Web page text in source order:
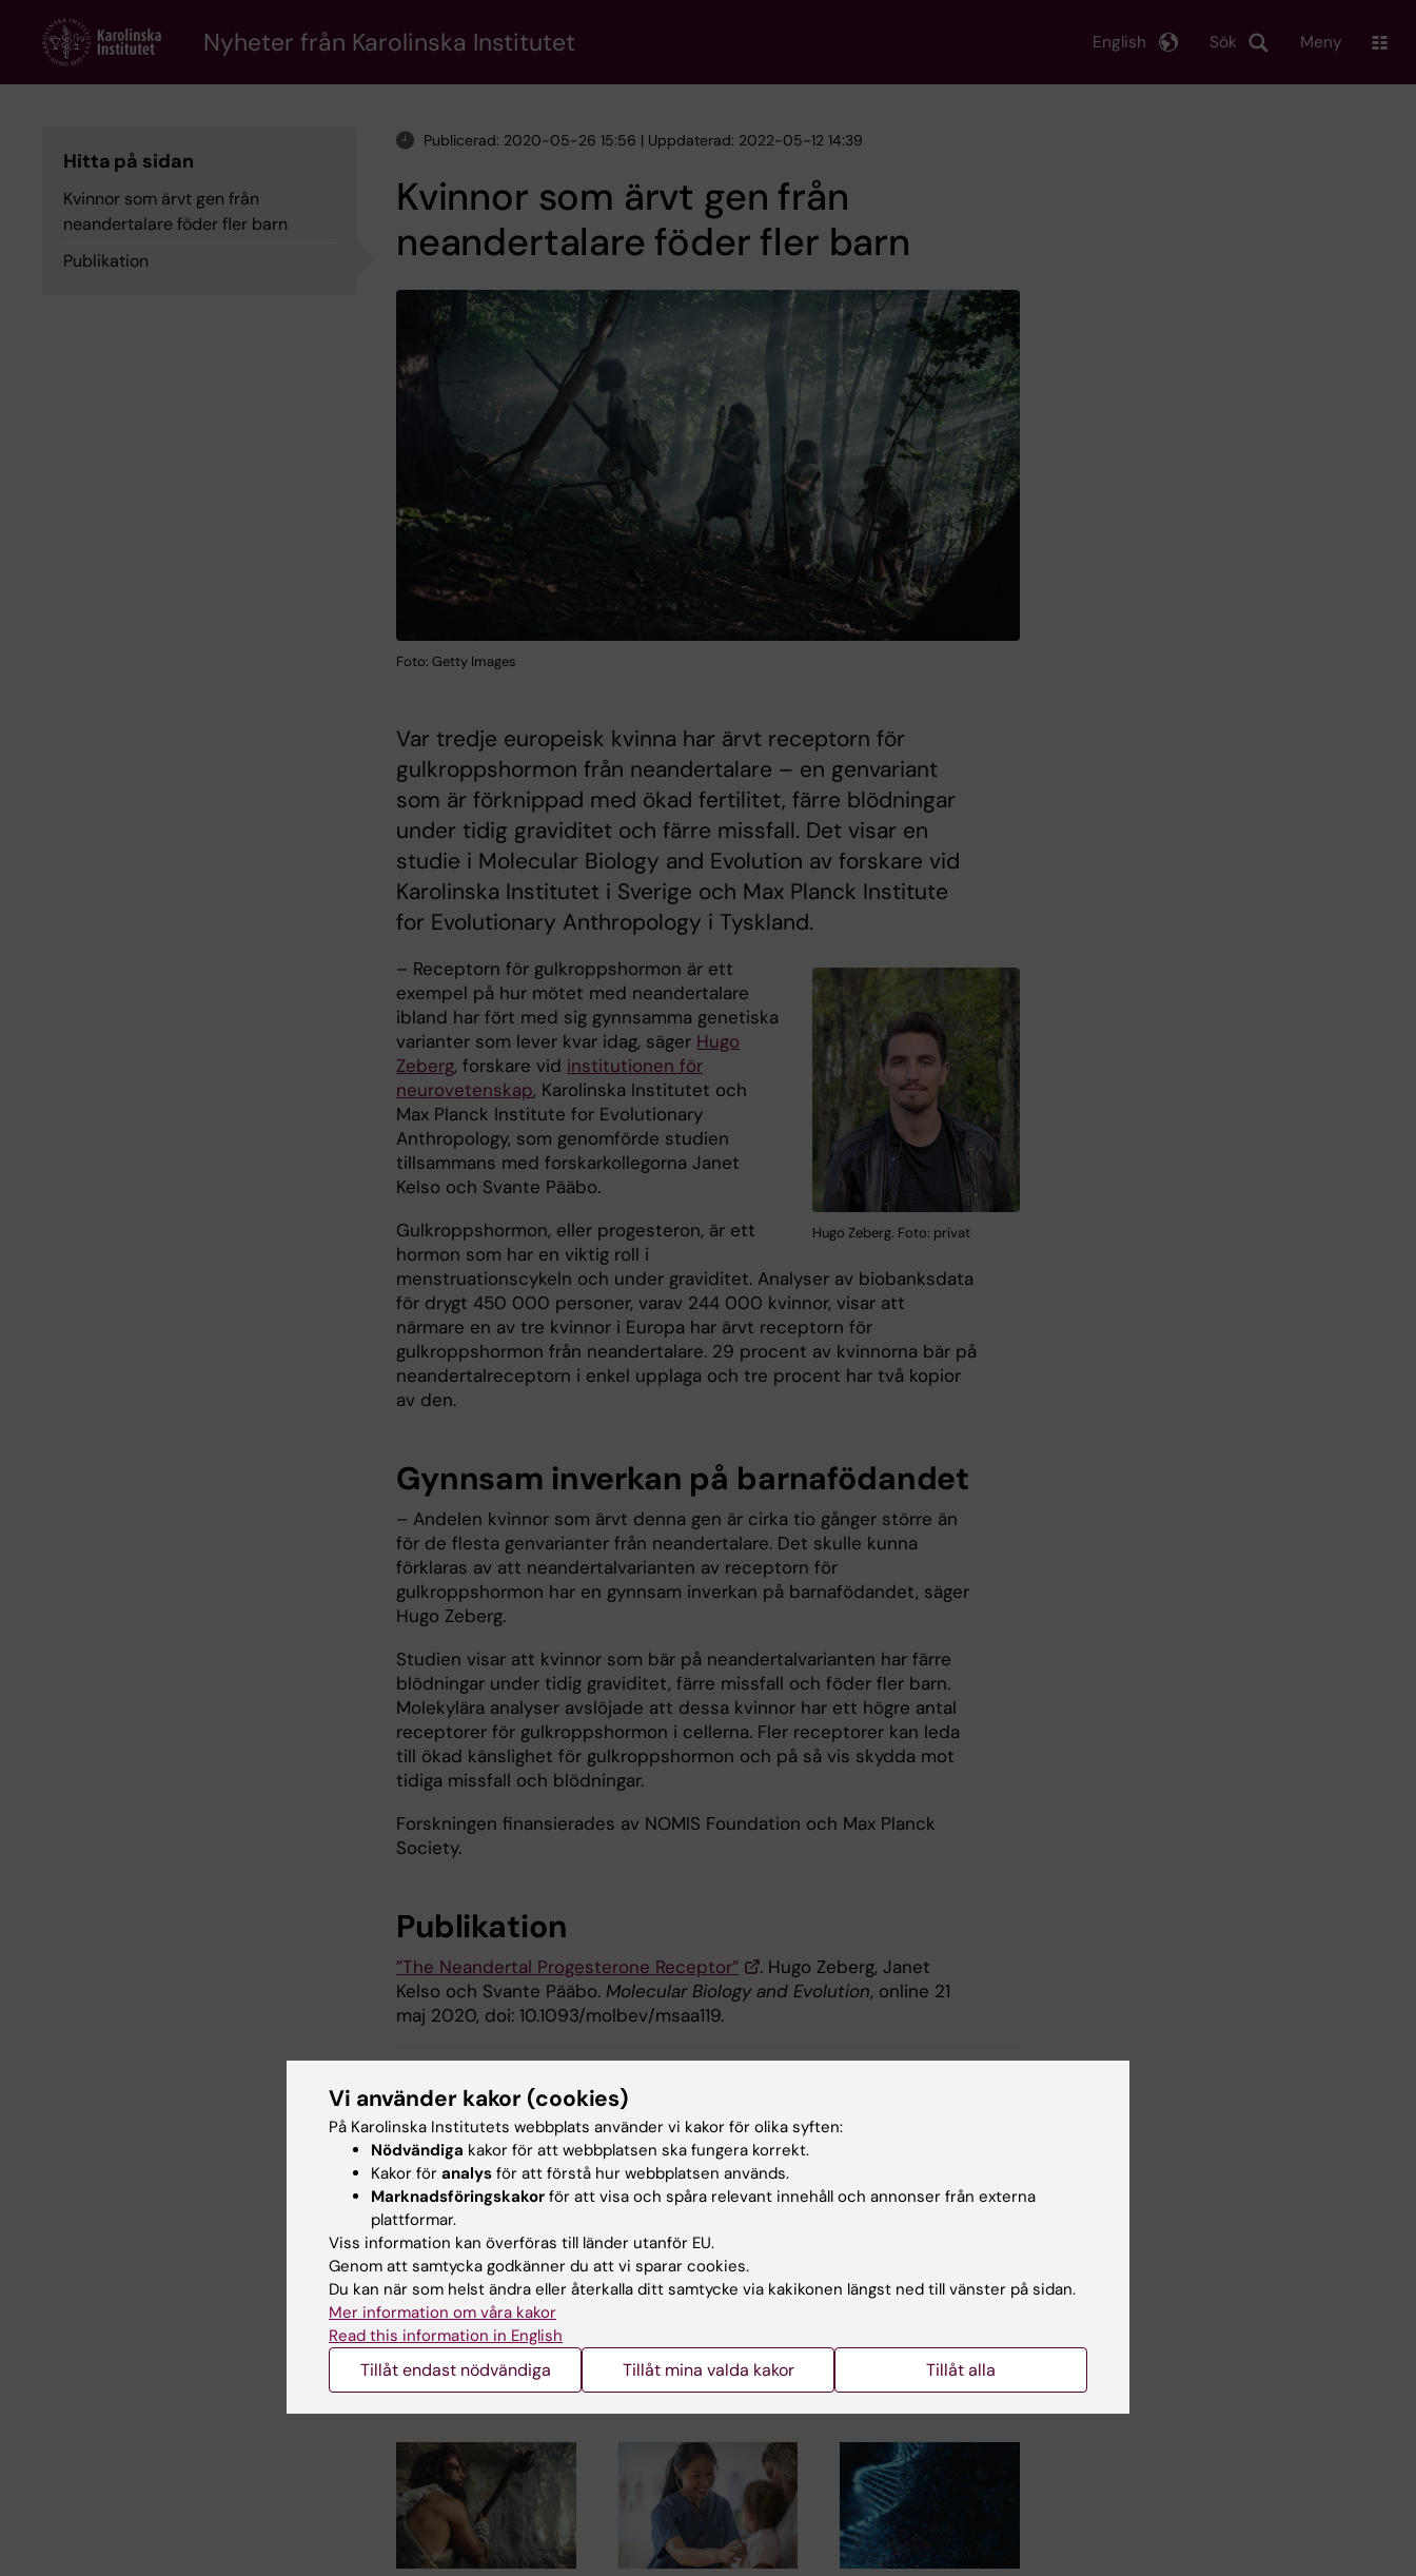
content
Nyheter från Karolinska Institutet Sök
English Meny
Hitta på sidan
Kvinnor som ärvt gen från
neandertalare föder fler barn
Publikation
Publicerad: 2020-05-26 15:56 | Uppdaterad: 2022-05-12 14:39
Kvinnor som ärvt gen från
neandertalare föder fler barn
Foto: Getty Images
Var tredje europeisk kvinna har ärvt receptorn för
gulkroppshormon från neandertalare – en genvariant
som är förknippad med ökad fertilitet, färre blödningar
under tidig graviditet och färre missfall. Det visar en
studie i Molecular Biology and Evolution av forskare vid
Karolinska Institutet i Sverige och Max Planck Institute
for Evolutionary Anthropology i Tyskland.
Hugo Zeberg. Foto: privat
– Receptorn för gulkroppshormon är ett
exempel på hur mötet med neandertalare
ibland har fört med sig gynnsamma genetiska
varianter som lever kvar idag, säger Hugo
Zeberg, forskare vid institutionen för
neurovetenskap, Karolinska Institutet och
Max Planck Institute for Evolutionary
Anthropology, som genomförde studien
tillsammans med forskarkollegorna Janet
Kelso och Svante Pääbo.
Gulkroppshormon, eller progesteron, är ett
hormon som har en viktig roll i
menstruationscykeln och under graviditet. Analyser av biobanksdata
för drygt 450 000 personer, varav 244 000 kvinnor, visar att
närmare en av tre kvinnor i Europa har ärvt receptorn för
gulkroppshormon från neandertalare. 29 procent av kvinnorna bär på
neandertalreceptorn i enkel upplaga och tre procent har två kopior
av den.
Gynnsam inverkan på barnafödandet
– Andelen kvinnor som ärvt denna gen är cirka tio gånger större än
för de flesta genvarianter från neandertalare. Det skulle kunna
förklaras av att neandertalvarianten av receptorn för
gulkroppshormon har en gynnsam inverkan på barnafödandet, säger
Hugo Zeberg.
Studien visar att kvinnor som bär på neandertalvarianten har färre
blödningar under tidig graviditet, färre missfall och föder fler barn.
Molekylära analyser avslöjade att dessa kvinnor har ett högre antal
receptorer för gulkroppshormon i cellerna. Fler receptorer kan leda
till ökad känslighet för gulkroppshormon och på så vis skydda mot
tidiga missfall och blödningar.
Forskningen finansierades av NOMIS Foundation och Max Planck
Society.
Publikation
”The Neandertal Progesterone Receptor”
. Hugo Zeberg, Janet
Kelso och Svante Pääbo. Molecular Biology and Evolution, online 21
maj 2020, doi: 10.1093/molbev/msaa119.
Tags
Cell- och molekylärbiologi
Uppdaterad av:
Charlotte Brandt
Dela
Vi använder kakor (cookies)
På Karolinska Institutets webbplats använder vi kakor för olika syften:
Nödvändiga kakor för att webbplatsen ska fungera korrekt.
Kakor för analys för att förstå hur webbplatsen används.
Marknadsföringskakor för att visa och spåra relevant innehåll och annonser från externa
plattformar.
Viss information kan överföras till länder utanför EU.
Genom att samtycka godkänner du att vi sparar cookies.
Du kan när som helst ändra eller återkalla ditt samtycke via kakikonen längst ned till vänster på sidan.
Mer information om våra kakor
Read this information in English
Tillåt endast nödvändiga Tillåt mina valda kakor Tillåt alla